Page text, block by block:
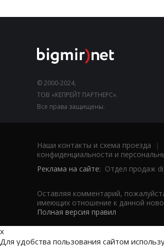
© 2000-2024,
ТОВ «КЕПРЕЙТ ПАРТНЕРС».
Все права защищены.
Наши контакты и схема проезда |
конфиденциальности и
Реклама на сайте: Отдел продаж
Оставляя комментарий,
имеющих отношение к данной
Полная версия правил
x
Для удобства пользования сайтом